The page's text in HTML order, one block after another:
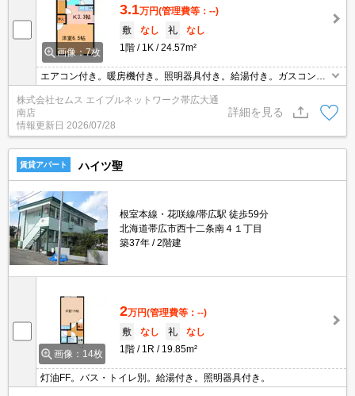
画像：7枚
3.1万円(管理費等：--)
敷
なし 礼
なし
1階
1K 24.57m²
エアコン付き。暖房機付き。照明器具付き。給湯付き。ガスコンロ
設置可。バス・トイレ別。シャワー付き。室内洗濯機置き場。シュ
ーズボックス。カーテンレール。物置あり。CATV受信可。
株式会社セムス エイブルネットワーク帯広大通
南店
情報更新日 2026/07/28
詳細を見る
賃貸アパート ハイツ聖
根室本線・花咲線/帯広駅 徒歩59分
北海道帯広市西十二条南４１丁目
築37年
2階建
画像：14枚
2万円(管理費等：--)
敷
なし 礼
なし
1階
1R 19.85m²
灯油FF。バス・トイレ別。給湯付き。照明器具付き。